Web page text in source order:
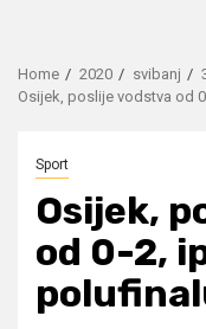
Home 2020 svibanj
Osijek, poslije vodstva od
Sport
Osijek,
od 0-2,